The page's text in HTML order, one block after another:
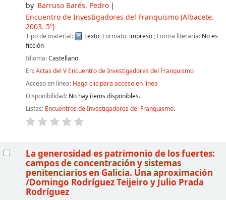
by Barruso Barés, Pedro
Encuentro de Investigadores del Franquismo(Albacete.
2003. 5º)
Tipo de material: Texto; Formato: impreso ; Forma literaria: No es
ficción
Idioma:Castellano
En:Actas del V Encuentro de Investigadores del Franquismo
Acceso en línea: Haga clic para acceso en línea
Disponibilidad: No hay ítems disponibles.
Listas: Encuentros de Investigadores del Franquismo.
La generosidad es patrimonio de los fuertes:
campos de concentración y sistemas
penitenciarios en Galicia. Una aproximación
/Domingo Rodríguez Teijeiro y Julio Prada
Rodríguez